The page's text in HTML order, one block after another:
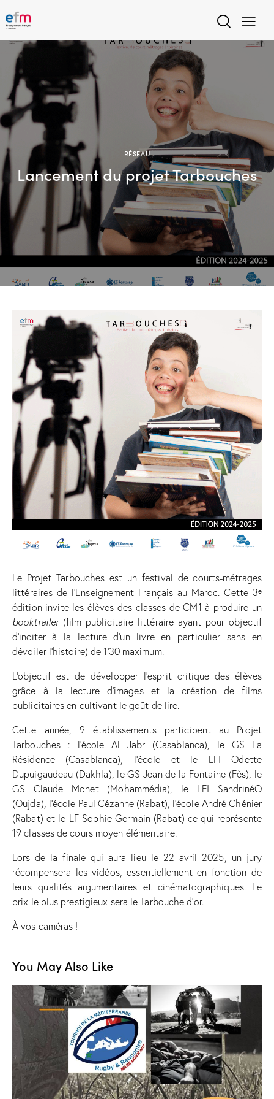
RÉSEAU
Lancement du projet Tarbouches
Le Projet Tarbouches est un festival de courts-métrages
littéraires de l’Enseignement Français au Maroc. Cette 3ᵉ
édition invite les élèves des classes de CM1 à produire un
booktrailer (film publicitaire littéraire ayant pour objectif
d’inciter à la lecture d’un livre en particulier sans en
dévoiler l’histoire) de 1’30 maximum.
L’objectif est de développer l’esprit critique des élèves
grâce à la lecture d’images et la création de films
publicitaires en cultivant le goût de lire.
Cette année, 9 établissements participent au Projet
Tarbouches : l’école Al Jabr (Casablanca), le GS La
Résidence (Casablanca), l’école et le LFI Odette
Dupuigaudeau (Dakhla), le GS Jean de la Fontaine (Fès), le
GS Claude Monet (Mohammédia), le LFI SandrinéO
(Oujda), l’école Paul Cézanne (Rabat), l’école André Chénier
(Rabat) et le LF Sophie Germain (Rabat) ce qui représente
19 classes de cours moyen élémentaire.
Lors de la finale qui aura lieu le 22 avril 2025, un jury
récompensera les vidéos, essentiellement en fonction de
leurs qualités argumentaires et cinématographiques. Le
prix le plus prestigieux sera le Tarbouche d’or.
À vos caméras !
You May Also Like